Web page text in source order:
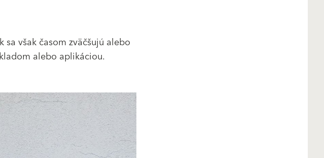
však časom zväčšujú alebo
alebo aplikáciou.